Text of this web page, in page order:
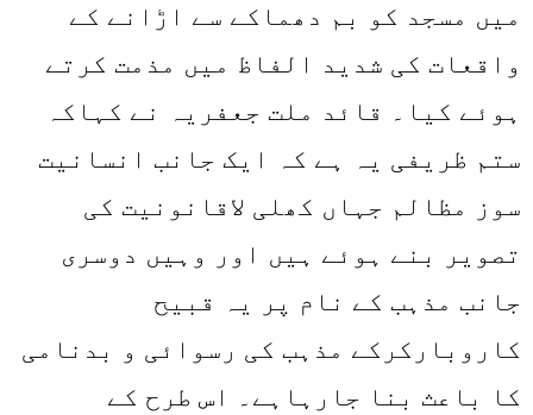
میں مسجد کو بم دھماکے سے اڑانے کے
واقعات کی شدید الفاظ میں مذمت کرتے
ہوئے کیا۔ قائد ملت جعفریہ نے کہاکہ
ستم ظریفی یہ ہے کہ ایک جانب انسانیت
سوز مظالم جہاں کھلی لاقانونیت کی
تصویر بنے ہوئے ہیں اور وہیں دوسری
جانب مذہب کے نام پر یہ قبیح
کاروبارکرکے مذہب کی رسوائی و بدنامی
کا باعث بنا جارہاہے۔ اس طرح کے